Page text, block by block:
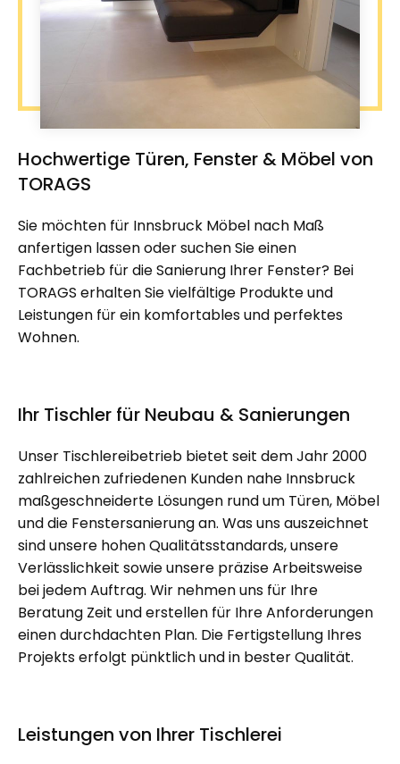
Hochwertige Türen, Fenster & Möbel von
TORAGS
Sie möchten für Innsbruck Möbel nach Maß
anfertigen lassen oder suchen Sie einen
Fachbetrieb für die Sanierung Ihrer Fenster? Bei
TORAGS erhalten Sie vielfältige Produkte und
Leistungen für ein komfortables und perfektes
Wohnen.
Ihr Tischler für Neubau & Sanierungen
Unser Tischlereibetrieb bietet seit dem Jahr 2000
zahlreichen zufriedenen Kunden nahe Innsbruck
maßgeschneiderte Lösungen rund um Türen, Möbel
und die Fenstersanierung an. Was uns auszeichnet
sind unsere hohen Qualitätsstandards, unsere
Verlässlichkeit sowie unsere präzise Arbeitsweise
bei jedem Auftrag. Wir nehmen uns für Ihre
Beratung Zeit und erstellen für Ihre Anforderungen
einen durchdachten Plan. Die Fertigstellung Ihres
Projekts erfolgt pünktlich und in bester Qualität.
Leistungen von Ihrer Tischlerei